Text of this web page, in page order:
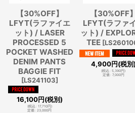
【30%OFF】
LFYT(ラファイエ
ット) / LASER
PROCESSED 5
POCKET WASHED
DENIM PANTS
BAGGIE FIT
[LS241103]
16,100円(税別)
(税込 17,710円)
定価
23,000円
【30%OFF】
LFYT(ラファ
ット) /
TEE [
4,900円(税別)
(税込 5,390円)
定価
7,000円